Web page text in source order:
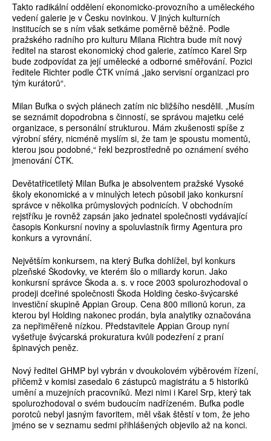
Takto radikální oddělení ekonomicko-provozního a uměleckého
vedení galerie je v Česku novinkou. V jiných kulturních
institucích se s ním však setkáme poměrně běžně. Podle
pražského radního pro kulturu Milana Richtra bude mít nový
ředitel na starost ekonomický chod galerie, zatímco Karel Srp
bude zodpovídat za její umělecké a odborné směřování. Pozici
ředitele Richter podle ČTK vnímá „jako servisní organizaci pro
tým kurátorů“.
Milan Bufka o svých plánech zatím nic bližšího nesdělil. „Musím
se seznámit dopodrobna s činností, se správou majetku celé
organizace, s personální strukturou. Mám zkušenosti spíše z
výrobní sféry, nicméně myslím si, že tam je spoustu momentů,
kterou jsou podobné,“ řekl bezprostředně po oznámení svého
jmenování ČTK.
Devětatřicetiletý Milan Bufka je absolventem pražské Vysoké
školy ekonomické a v minulých letech působil jako konkursní
správce v několika průmyslových podnicích. V obchodním
rejstříku je rovněž zapsán jako jednatel společnosti vydávající
časopis Konkursní noviny a spoluvlastník firmy Agentura pro
konkurs a vyrovnání.
Největším konkursem, na který Bufka dohlížel, byl konkurs
plzeňské Škodovky, ve kterém šlo o miliardy korun. Jako
konkursní správce Škoda a. s. v roce 2003 spolurozhodoval o
prodeji dceřiné společnosti Škoda Holding česko-švýcarské
investiční skupině Appian Group. Cena 800 milionů korun, za
kterou byl Holding nakonec prodán, byla analytiky označována
za nepřiměřeně nízkou. Představitele Appian Group nyní
vyšetřuje švýcarská prokuratura kvůli podezření z praní
špinavých peněz.
Nový ředitel GHMP byl vybrán v dvoukolovém výběrovém řízení,
přičemž v komisi zasedalo 6 zástupců magistrátu a 5 historiků
umění a muzejních pracovníků. Mezi nimi i Karel Srp, který tak
spolurozhodoval o svém budoucím nadřízeném. Bufka podle
porotců nebyl jasným favoritem, měl však štěstí v tom, že jeho
jméno se v seznamu sedmi přihlášených objevilo až na konci.